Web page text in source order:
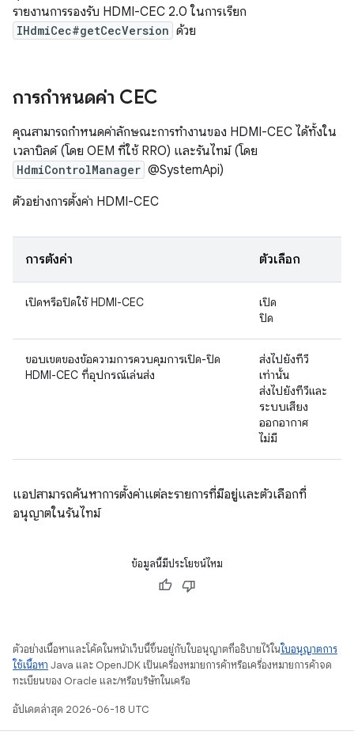
รายงานการรองรับ HDMI-CEC 2.0 ในการเรียก
IHdmiCec#getCecVersion ด้วย
การกำหนดค่า CEC
คุณสามารถกำหนดค่าลักษณะการทำงานของ HDMI-CEC ได้ทั้งใน
เวลาบิลด์ (โดย OEM ที่ใช้ RRO) และรันไทม์ (โดย
HdmiControlManager @SystemApi)
ตัวอย่างการตั้งค่า HDMI-CEC
การตั้งค่า ตัวเลือก
เปิดหรือปิดใช้ HDMI-CEC
เปิด
ปิด
ขอบเขตของข้อความการควบคุมการเปิด-ปิด
HDMI-CEC ที่อุปกรณ์เล่นส่ง
ส่งไปยังทีวี
เท่านั้น
ส่งไปยังทีวีและ
ระบบเสียง
ออกอากาศ
ไม่มี
แอปสามารถค้นหาการตั้งค่าแต่ละรายการที่มีอยู่และตัวเลือกที่
อนุญาตในรันไทม์
ข้อมูลนี้มีประโยชน์ไหม
ตัวอย่างเนื้อหาและโค้ดในหน้าเว็บนี้ขึ้นอยู่กับใบอนุญาตที่อธิบายไว้ในใบอนุญาตการ
ใช้เนื้อหา Java และ OpenJDK เป็นเครื่องหมายการค้าหรือเครื่องหมายการค้าจด
ทะเบียนของ Oracle และ/หรือบริษัทในเครือ
อัปเดตล่าสุด 2026-06-18 UTC